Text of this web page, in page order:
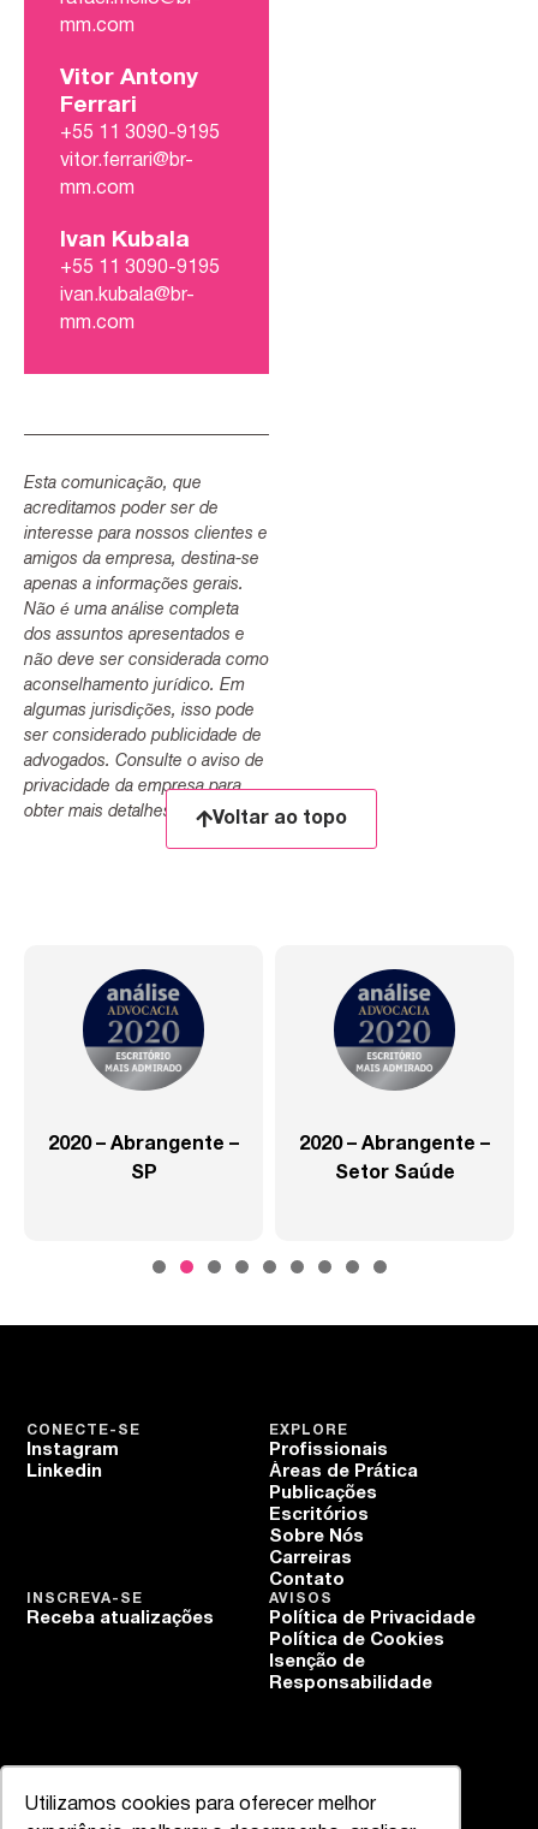
Utilizamos cookies para oferecer melhor
mm.com
Vitor Antony
Ferrari
+55 11 3090-9195
vitor.ferrari@br-
mm.com
Ivan Kubala
+55 11 3090-9195
ivan.kubala@br-
mm.com
Esta comunicação, que
acreditamos poder ser de
interesse para nossos clientes e
amigos da empresa, destina-se
apenas a informações gerais.
Não é uma análise completa
dos assuntos apresentados e
não deve ser considerada como
aconselhamento jurídico. Em
algumas jurisdições, isso pode
ser considerado publicidade de
advogados. Consulte o aviso de
privacidade da empresa para
obter mais detalhes.
Voltar ao topo
2020 – Abrangente –
SP
2020 – Abrangente –
Setor Saúde
EXPLORE
Profissionais
Áreas de Prática
Publicações
Escritórios
Sobre Nós
Carreiras
Contato
CONECTE-SE
Instagram
Linkedin
AVISOS
Política de Privacidade
Política de Cookies
Isenção de
Responsabilidade
INSCREVA-SE
Receba atualizações